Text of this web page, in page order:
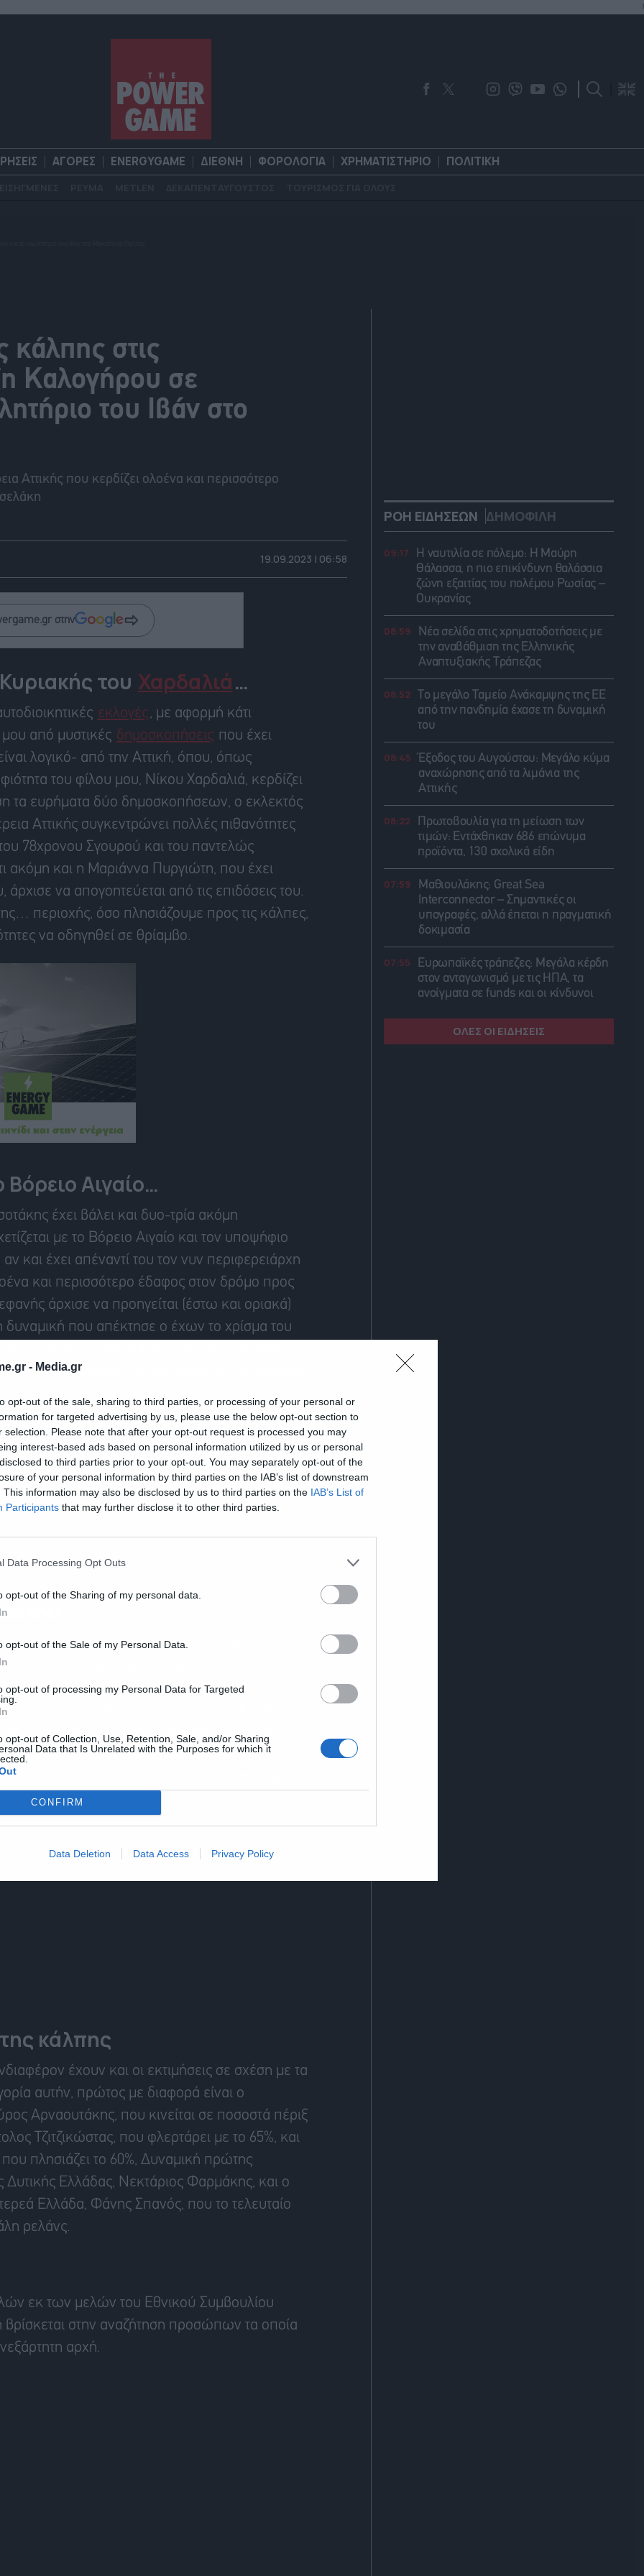
- Media.gr
opt-out of the sale, sharing to third parties, or processing of your personal or
for targeted advertising by us, please use the below opt-out section to
selection. Please note that after your opt-out request is processed you may
interest-based ads based on personal information utilized by us or personal
to third parties prior to your opt-out. You may separately opt-out of the
of your personal information by third parties on the IAB’s list of downstream
This information may also be disclosed by us to third parties on the IAB’s List of
Participants that may further disclose it to other third parties.
Data Processing Opt Outs
opt-out of the Sharing of my personal data.
opt-out of the Sale of my Personal Data.
opt-out of processing my Personal Data for Targeted
opt-out of Collection, Use, Retention, Sale, and/or Sharing
Data that Is Unrelated with the Purposes for which it
CONFIRM
Data Deletion Data Access Privacy Policy
ΑΓΟΡΕΣ ENERGYGAME ΔΙΕΘΝΗ ΦΟΡΟΛΟΓΙΑ ΧΡΗΜΑΤΙΣΤΗΡΙΟ ΠΟΛΙΤΙΚΗ
κάλπης στις
Καλογήρου σε
του Ιβάν στο
Αττικής που κερδίζει ολοένα και περισσότερο
19.09.2023 | 06:58
στην
του Χαρδαλιά…
εκλογές
, με αφορμή κάτι
από μυστικές δημοσκοπήσεις που έχει
λογικό- από την Αττική, όπου, όπως
του φίλου μου, Νίκου Χαρδαλιά, κερδίζει
τα ευρήματα δύο δημοσκοπήσεων, ο εκλεκτός
Αττικής συγκεντρώνει πολλές πιθανότητες
78χρονου Σγουρού και του παντελώς
ακόμη και η Μαριάννα Πυργιώτη, που έχει
άρχισε να απογοητεύεται από τις επιδόσεις του.
περιοχής, όσο πλησιάζουμε προς τις κάλπες,
να οδηγηθεί σε θρίαμβο.
Αιγαίο…
έχει βάλει και δυο-τρία ακόμη
με το Βόρειο Αιγαίο και τον υποψήφιο
και έχει απέναντί του τον νυν περιφερειάρχη
και περισσότερο έδαφος στον δρόμο προς
άρχισε να προηγείται (έστω και οριακά)
δυναμική που απέκτησε ο έχων το χρίσμα του
και Αθανασίου (μιλάμε για τους τοπικούς
στην υποψηφιότητα του στρατηγού Αλκιβιάδη.
και για τον Δημήτρη Πτωχό της
πρόβλημα αναγνωρισιμότητας. Η
και αυξανόμενη στήριξη που του
καθοριστικά προς την κατεύθυνσή του
επιρροή του. Καθοριστικό ρόλο στην όλη
ότι παίζουν δύο πρόσωπα που
υπουργός Επικρατείας, Σταύρος Παπασταύρου,
Αντώνης Σαμαράς.
κάλπης
έχουν και οι εκτιμήσεις σε σχέση με τα
αυτήν, πρώτος με διαφορά είναι ο
Αρναουτάκης, που κινείται σε ποσοστά πέριξ
Τζιτζικώστας, που φλερτάρει με το 65%, και
πλησιάζει το 60%, Δυναμική πρώτης
Δυτικής Ελλάδας, Νεκτάριος Φαρμάκης, και ο
Ελλάδα, Φάνης Σπανός, που το τελευταίο
ρελάνς.
εκ των μελών του Εθνικού Συμβουλίου
στην αναζήτηση προσώπων τα οποία
αρχή.
ΡΟΗ ΕΙΔΗΣΕΩΝ ΔΗΜΟΦΙΛΗ
09:17
Η ναυτιλία σε πόλεμο: Η Μαύρη
Θάλασσα, η πιο επικίνδυνη θαλάσσια
ζώνη εξαιτίας του πολέμου Ρωσίας –
Ουκρανίας
08:59
Νέα σελίδα στις χρηματοδοτήσεις με
την αναβάθμιση της Ελληνικής
Αναπτυξιακής Τράπεζας
08:52
Το μεγάλο Ταμείο Ανάκαμψης της ΕΕ
από την πανδημία έχασε τη δυναμική
του
08:45
Έξοδος του Αυγούστου: Μεγάλο κύμα
αναχώρησης από τα λιμάνια της
Αττικής
08:22
Πρωτοβουλία για τη μείωση των
τιμών: Εντάχθηκαν 686 επώνυμα
προϊόντα, 130 σχολικά είδη
07:59
Μαθιουλάκης: Great Sea
Interconnector – Σημαντικές οι
υπογραφές, αλλά έπεται η πραγματική
δοκιμασία
07:55
Ευρωπαϊκές τράπεζες: Μεγάλα κέρδη
στον ανταγωνισμό με τις ΗΠΑ, τα
ανοίγματα σε funds και οι κίνδυνοι
ΟΛΕΣ ΟΙ ΕΙΔΗΣΕΙΣ